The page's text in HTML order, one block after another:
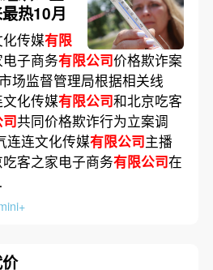
热10月
传媒有限
子商务有限公司价格欺诈案
场监督管理局根据相关线
化传媒有限公司和北京吃客
共同价格欺诈行为立案调
连连文化传媒有限公司主播
客之家电子商务有限公司在